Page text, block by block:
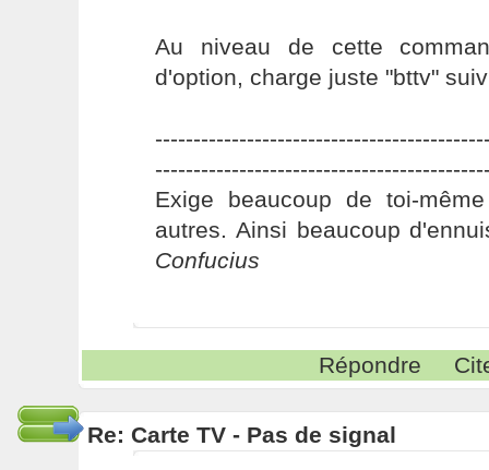
Au niveau de cette
d'option, charge juste "bttv"
Exige beaucoup de toi-
autres. Ainsi beaucoup
Confucius
Répondre
Re: Carte TV - Pas de signal